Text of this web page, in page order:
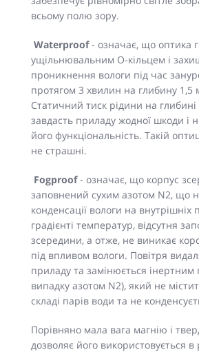
всьому полю зору.
Waterproof- означає, що оптика
ущільнювальним О-кільцем і
проникнення вологи під час
протягом 3 хвилин на глибину 1,5
Статичний тиск рідини на
завдасть приладу жодної шкоди і
його функціональність. Такій
не страшні.
Fogproof- означає, що корпус
заповнений сухим азотом N2, що
конденсації вологи на
градієнті температур, відсутня
зсередини, а отже, не виникає
під впливом вологи. Повітря
приладу та замінюється інертним
випадку азотом N2), який не
складі парів води та не
Порівняно мала вага магнію і
дозволяє його використовується в